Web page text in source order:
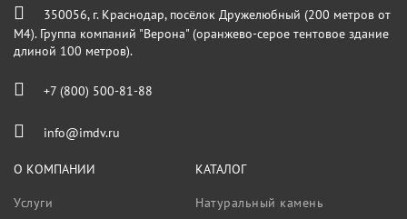
350056, г. Краснодар, посёлок Дружелюбный (200 метров от
М4). Группа компаний "Верона" (оранжево-серое тентовое здание
длиной 100 метров).
+7 (800) 500-81-88
info@imdv.ru
О КОМПАНИИ
Услуги
КАТАЛОГ
Натуральный камень